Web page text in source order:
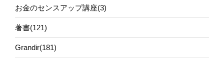
お金のセンスアップ講座(3)
著書(121)
Grandir(181)